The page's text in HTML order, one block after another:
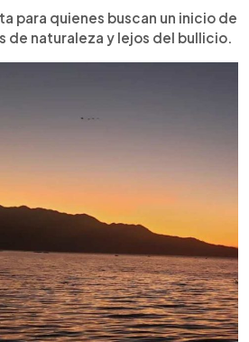
para quienes buscan un inicio de
de naturaleza y lejos del bullicio.